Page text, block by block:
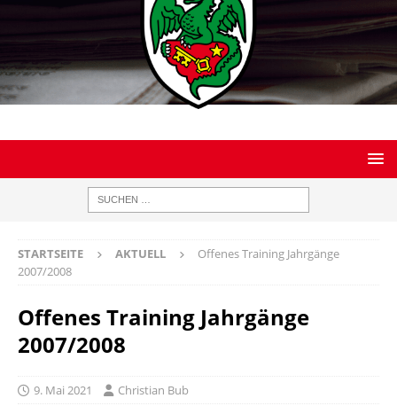
STARTSEITE AKTUELL
Offenes Training Jahrgänge
2007/2008
Offenes Training Jahrgänge
2007/2008
9. Mai 2021 Christian Bub